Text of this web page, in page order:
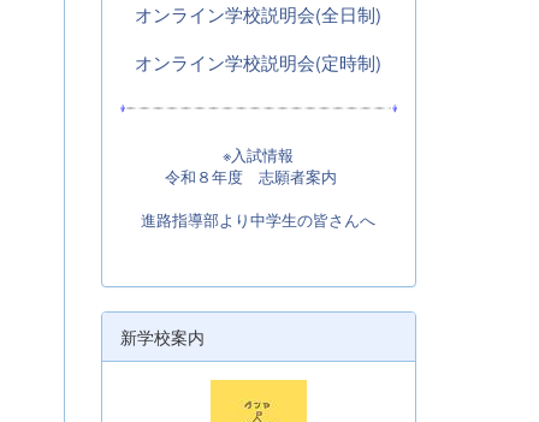
オンライン学校説明会(全日制)
オンライン学校説明会(定時制)
※入試情報
令和８年度 志願者案内
進路指導部より中学生の皆さんへ
新学校案内